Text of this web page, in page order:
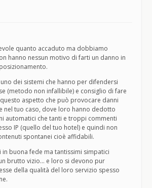
quanto accaduto ma dobbiamo
hanno nessun motivo di farti un danno in
uno dei sistemi che hanno per difendersi
(metodo non infallibile) e consiglio di fare
aspetto che può provocare danni
nel tuo caso, dove loro hanno dedotto
automatici che tanti e troppi commenti
IP (quello del tuo hotel) e quindi non
spontanei cioè affidabili.
in buona fede ma tantissimi simpatici
brutto vizio… e loro si devono pur
della qualità del loro servizio spesso